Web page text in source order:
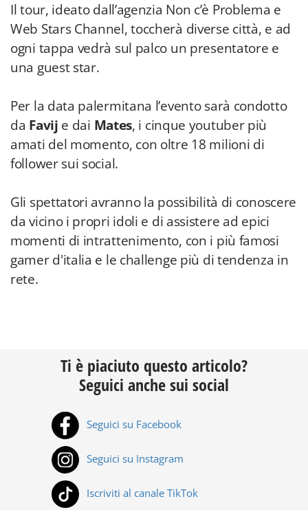
Il tour, ideato dall’agenzia Non c’è Problema e
Web Stars Channel, toccherà diverse città, e ad
ogni tappa vedrà sul palco un presentatore e
una guest star.
Per la data palermitana l’evento sarà condotto
da Favij e dai Mates, i cinque youtuber più
amati del momento, con oltre 18 milioni di
follower sui social.
Gli spettatori avranno la possibilità di conoscere
da vicino i propri idoli e di assistere ad epici
momenti di intrattenimento, con i più famosi
gamer d'italia e le challenge più di tendenza in
rete.
Ti è piaciuto questo articolo?
Seguici anche sui social
Seguici su Facebook
Seguici su Instagram
Iscriviti al canale TikTok